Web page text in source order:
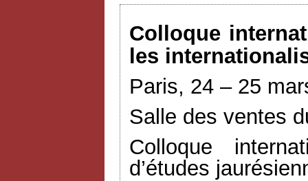
Colloque
les
Paris, 24 – 25
Salle des ventes
Colloque
d’études